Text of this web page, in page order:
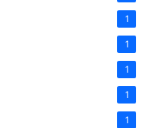
1
1
1
1
1